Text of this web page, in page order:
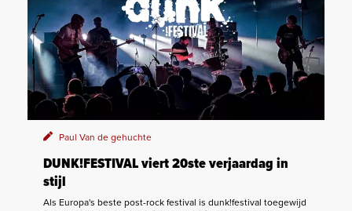
Paul Van de gehuchte
DUNK!FESTIVAL viert 20ste verjaardag in
stijl
Als Europa's beste post-rock festival is dunk!festival toegewijd